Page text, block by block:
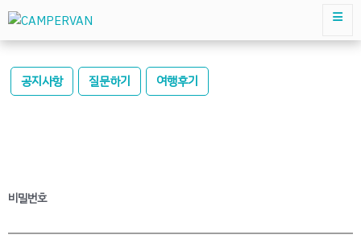
공지사항 질문하기 여행후기
비밀번호